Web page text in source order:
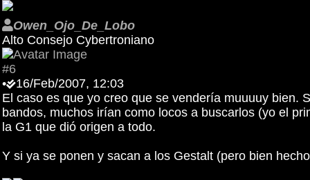
Owen_Ojo_De_Lobo
Alto Consejo Cybertroniano
#6
•
16/Feb/2007, 12:03
El caso es que yo creo que se vendería muuuuy bien.
bandos, muchos irían como locos a buscarlos (yo el
la G1 que dió origen a todo.
Y si ya se ponen y sacan a los Gestalt (pero bien